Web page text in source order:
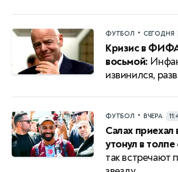
ФУТБОЛ • СЕГОДНЯ
Кризис в
восьмой:
извинился,
ФУТБОЛ • ВЧЕРА
Салах
утонул в
так встречают